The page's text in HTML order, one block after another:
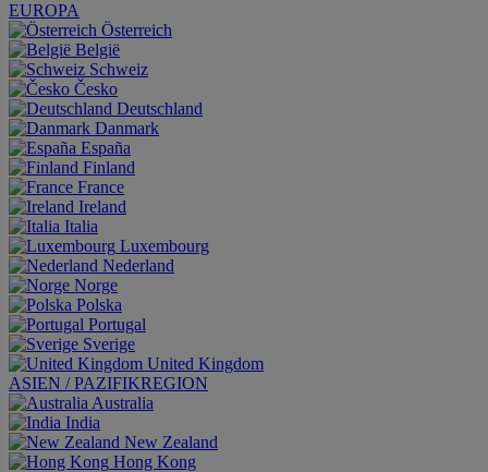
EUROPA
Österreich
België
Schweiz
Česko
Deutschland
Danmark
España
Finland
France
Ireland
Italia
Luxembourg
Nederland
Norge
Polska
Portugal
Sverige
United Kingdom
ASIEN / PAZIFIKREGION
Australia
India
New Zealand
Hong Kong